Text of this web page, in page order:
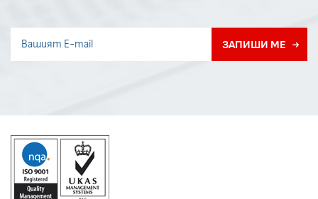
ЗАПИШИ МЕ